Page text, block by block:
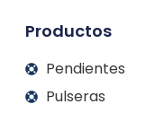
Productos
Pendientes
Pulseras